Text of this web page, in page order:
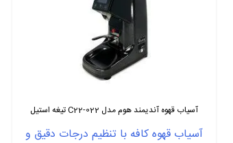
آسیاب قهوه آندیمند هوم مدل C22-022 تیغه استیل
آسیاب قهوه کافه با تنظیم درجات دقیق و